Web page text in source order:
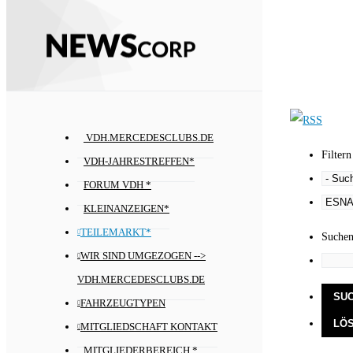
VDH.MERCEDESCLUBS.DE
VDH-JAHRESTREFFEN*
FORUM VDH *
KLEINANZEIGEN*
TEILEMARKT*
WIR SIND UMGEZOGEN -->
VDH.MERCEDESCLUBS.DE
FAHRZEUGTYPEN
MITGLIEDSCHAFT KONTAKT
MITGLIEDERBEREICH *
Filtern
Suchen